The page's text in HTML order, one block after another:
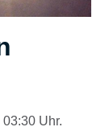
03:30 Uhr.